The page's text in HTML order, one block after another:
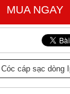
MUA NGAY
Cóc cáp sạc dòng